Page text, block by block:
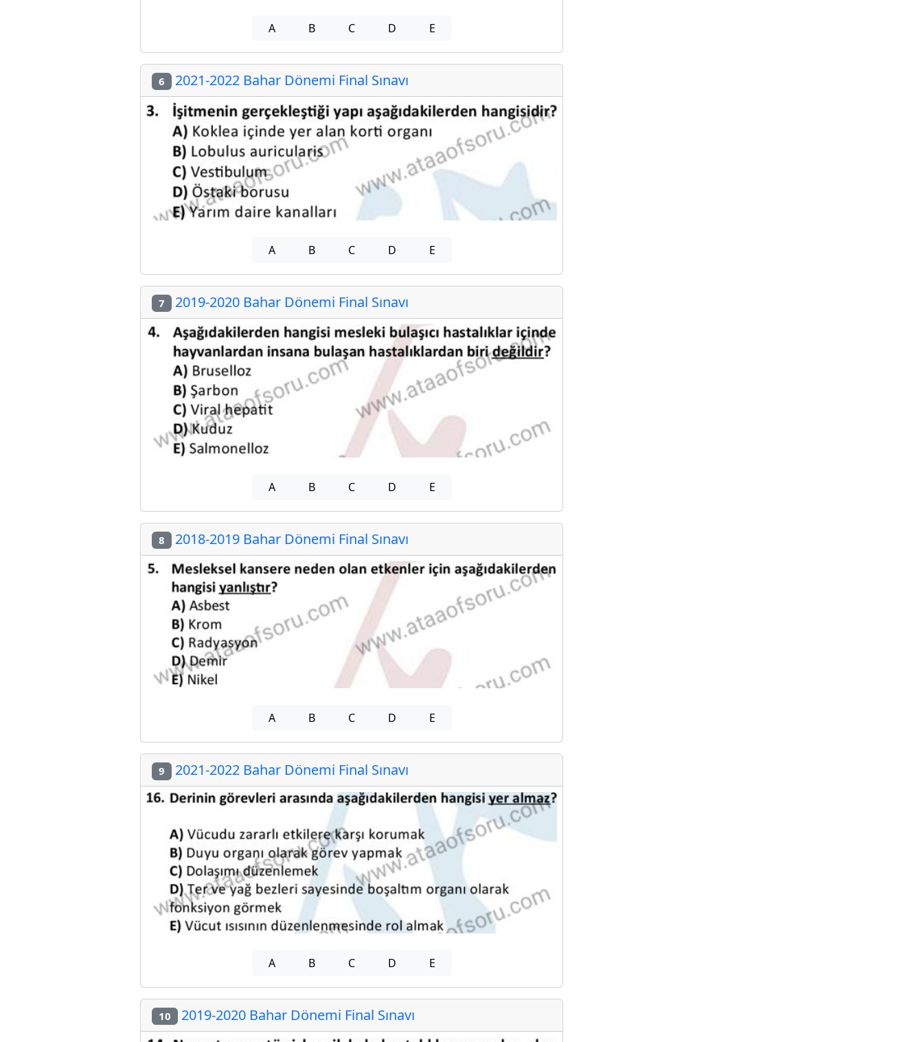
A B C D E
6 2021-2022 Bahar Dönemi Final Sınavı
A B C D E
7 2019-2020 Bahar Dönemi Final Sınavı
A B C D E
8 2018-2019 Bahar Dönemi Final Sınavı
A B C D E
9 2021-2022 Bahar Dönemi Final Sınavı
A B C D E
10 2019-2020 Bahar Dönemi Final Sınavı